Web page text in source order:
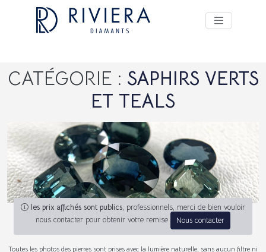
CATÉGORIE : SAPHIRS VERTS
ET TEALS
les prix affichés sont publics, professionnels, merci de bien vouloir
nous contacter pour obtenir votre remise
Nous contacter
Toutes les photos des pierres sont prises avec la lumière naturelle, sans aucun filtre ni